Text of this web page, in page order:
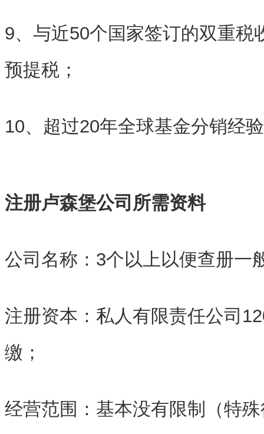
9、与近50个国家签订的双重税
预提税；
10、超过20年全球基金分销经
注册卢森堡公司所需资料
公司名称：3个以上以便查册一
注册资本：私人有限责任公司
缴；
经营范围：基本没有限制（特